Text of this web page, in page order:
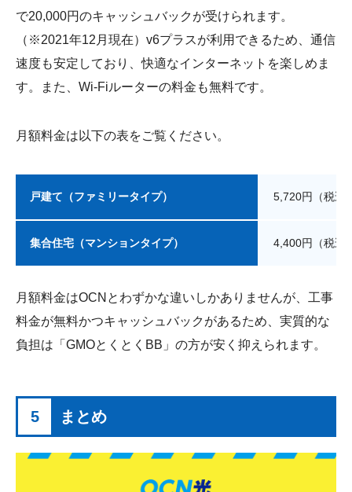
で20,000円のキャッシュバックが受けられます。
（※2021年12月現在）v6プラスが利用できるため、通信
速度も安定しており、快適なインターネットを楽しめま
す。また、Wi-Fiルーターの料金も無料です。
月額料金は以下の表をご覧ください。
戸建て（ファミリータイプ） 5,720円（税込
集合住宅（マンションタイプ） 4,400円（税込
月額料金はOCNとわずかな違いしかありませんが、工事
料金が無料かつキャッシュバックがあるため、実質的な
負担は「GMOとくとくBB」の方が安く抑えられます。
5 まとめ